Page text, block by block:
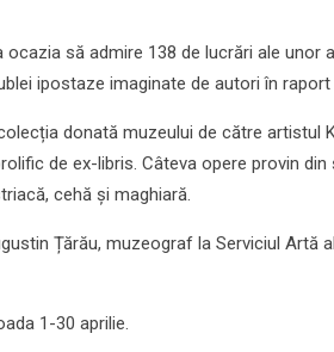
ocazia să admire 138 de lucrări ale unor
ipostaze imaginate de autori în
donată muzeului de către artistul
de ex-libris. Câteva opere provin din
cehă și maghiară.
Țărău, muzeograf la Serviciul Artă
1-30 aprilie.